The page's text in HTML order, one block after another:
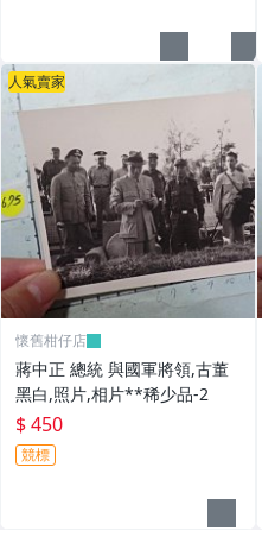
人氣賣家
懷舊柑仔店
蔣中正 總統 與國軍將領,古董
黑白,照片,相片**稀少品-2
$ 450
競標